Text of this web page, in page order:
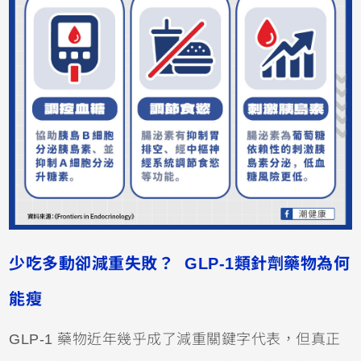
少吃多動卻減重失敗？ GLP-1類針劑藥物為何
能瘦
GLP-1 藥物近年幾乎成了減重關鍵字代表，但真正